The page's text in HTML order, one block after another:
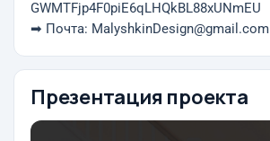
GWMTFjp4F0piE6qLHQkBL88xUNmEU
➡ Почта: MalyshkinDesign@gmail.com
Презентация проекта